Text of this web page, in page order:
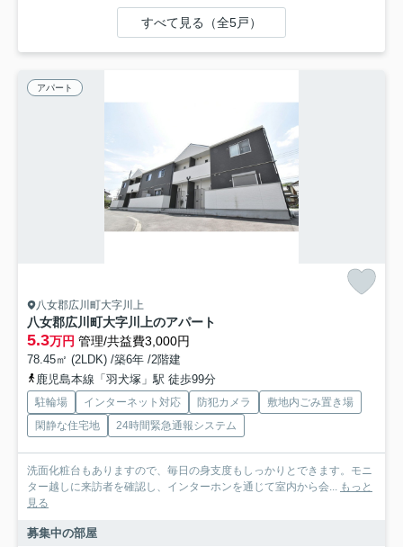
すべて見る（全5戸）
アパート
八女郡広川町大字川上
八女郡広川町大字川上のアパート
5.3万円 管理/共益費3,000円
78.45㎡ (2LDK) /築6年 /2階建
鹿児島本線「羽犬塚」駅 徒歩99分
駐輪場 インターネット対応 防犯カメラ
敷地内ごみ置き場
閑静な住宅地
24時間緊急通報システム
洗面化粧台もありますので、毎日の身支度もしっかりとできます。モニ
ター越しに来訪者を確認し、インターホンを通じて室内から会... もっと
見る
募集中の部屋